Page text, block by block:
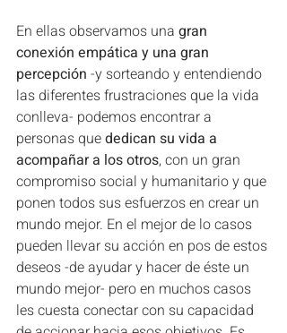
En ellas observamos una gran
conexión empática y una gran
percepción -y sorteando y entendiendo
las diferentes frustraciones que la vida
conlleva- podemos encontrar a
personas que dedican su vida a
acompañar a los otros, con un gran
compromiso social y humanitario y que
ponen todos sus esfuerzos en crear un
mundo mejor. En el mejor de lo casos
pueden llevar su acción en pos de estos
deseos -de ayudar y hacer de éste un
mundo mejor- pero en muchos casos
les cuesta conectar con su capacidad